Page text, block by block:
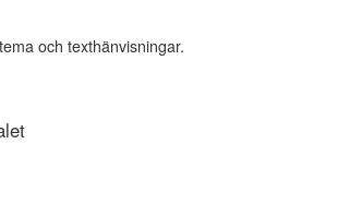
och texthänvisningar.